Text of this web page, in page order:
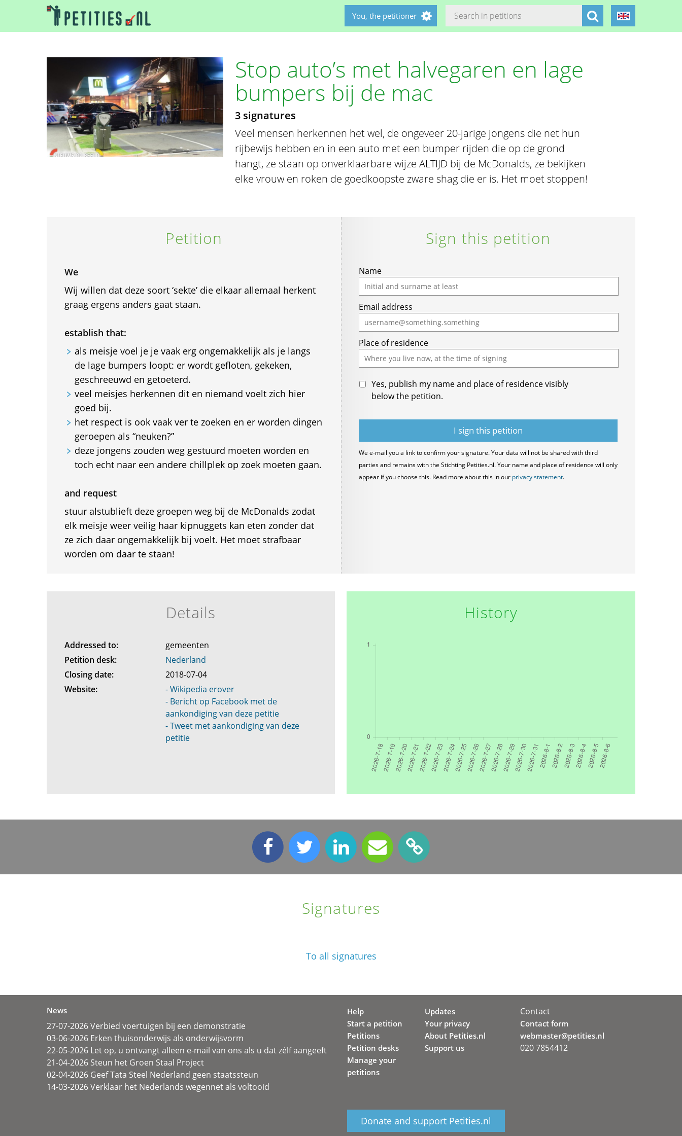
You, the petitioner
Stop auto’s met halvegaren en lage
bumpers bij de mac
3 signatures
Veel mensen herkennen het wel, de ongeveer 20-jarige jongens die net hun
rijbewijs hebben en in een auto met een bumper rijden die op de grond
hangt, ze staan op onverklaarbare wijze ALTIJD bij de McDonalds, ze bekijken
elke vrouw en roken de goedkoopste zware shag die er is. Het moet stoppen!
Petition
We
Wij willen dat deze soort ‘sekte’ die elkaar allemaal herkent
graag ergens anders gaat staan.
establish that:
als meisje voel je je vaak erg ongemakkelijk als je langs
de lage bumpers loopt: er wordt gefloten, gekeken,
geschreeuwd en getoeterd.
veel meisjes herkennen dit en niemand voelt zich hier
goed bij.
het respect is ook vaak ver te zoeken en er worden dingen
geroepen als “neuken?”
deze jongens zouden weg gestuurd moeten worden en
toch echt naar een andere chillplek op zoek moeten gaan.
and request
stuur alstublieft deze groepen weg bij de McDonalds zodat
elk meisje weer veilig haar kipnuggets kan eten zonder dat
ze zich daar ongemakkelijk bij voelt. Het moet strafbaar
worden om daar te staan!
Sign this petition
Name
Email address
Place of residence
Yes, publish my name and place of residence visibly
below the petition.
We e-mail you a link to confirm your signature. Your data will not be shared with third
parties and remains with the Stichting Petities.nl. Your name and place of residence will only
appear if you choose this. Read more about this in our privacy statement.
Details
Addressed to:
gemeenten
Petition desk:
Nederland
Closing date:
2018-07-04
Website:
- Wikipedia erover
- Bericht op Facebook met de
aankondiging van deze petitie
- Tweet met aankondiging van deze
petitie
History
Signatures
To all signatures
News
27-07-2026 Verbied voertuigen bij een demonstratie
03-06-2026 Erken thuisonderwijs als onderwijsvorm
22-05-2026 Let op, u ontvangt alleen e-mail van ons als u dat zélf aangeeft
21-04-2026 Steun het Groen Staal Project
02-04-2026 Geef Tata Steel Nederland geen staatssteun
14-03-2026 Verklaar het Nederlands wegennet als voltooid
Help
Start a petition
Petitions
Petition desks
Manage your
petitions
Updates
Your privacy
About Petities.nl
Support us
Donate and support Petities.nl
Contact
Contact form
webmaster@petities.nl
020 7854412